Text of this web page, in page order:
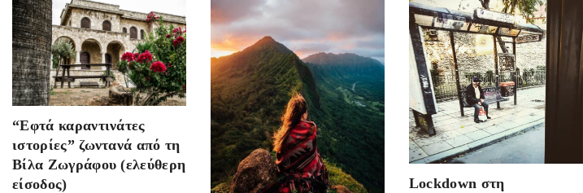
“Εφτά καραντινάτες
ιστορίες” ζωντανά από τη
Βίλα Ζωγράφου (ελεύθερη
είσοδος)
Lockdown στη